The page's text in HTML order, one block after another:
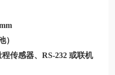
）
传感器、RS-232 或联机